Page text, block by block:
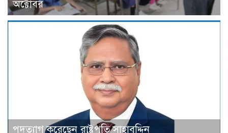
অক্টোবর
পদত্যাগ করেছেন রাষ্ট্রপতি সাহাবুদ্দিন